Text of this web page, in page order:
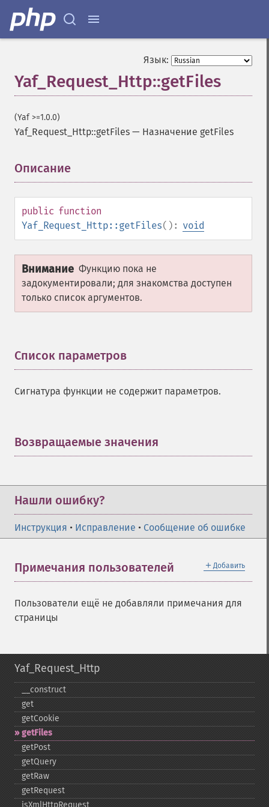
Язык:
Yaf_Request_Http::getFiles
(Yaf >=1.0.0)
Yaf_Request_Http::getFiles — Назначение getFiles
Описание
public function
Yaf_Request_Http::getFiles(): void
Внимание Функцию пока не
задокументировали; для знакомства доступен
только список аргументов.
Список параметров
Сигнатура функции не содержит параметров.
Возвращаемые значения
Нашли ошибку?
Инструкция • Исправление • Сообщение об ошибке
＋ Добавить
Примечания пользователей
Пользователи ещё не добавляли примечания для
страницы
Yaf_Request_Http
_​_​construct
get
getCookie
getFiles
getPost
getQuery
getRaw
getRequest
isXmlHttpRequest